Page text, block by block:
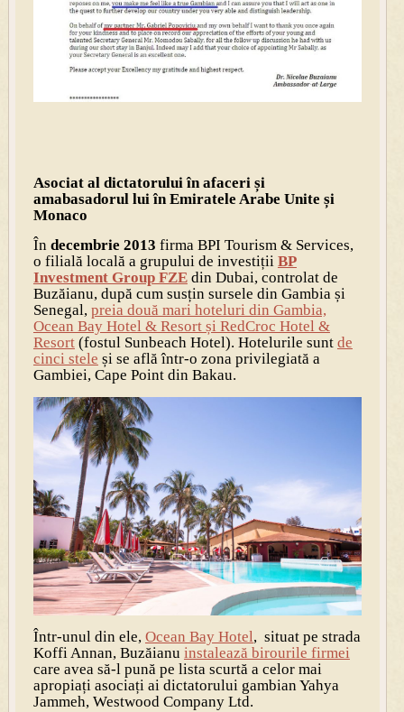
Asociat al dictatorului în afaceri și
amabasadorul lui în Emiratele Arabe Unite și
Monaco
În decembrie 2013 firma BPI Tourism & Services,
o filială locală a grupului de investiții BP
Investment Group FZEdin Dubai, controlat de
Buzăianu, după cum susțin sursele din Gambia și
Senegal, preia două mari hoteluri din Gambia,
Ocean Bay Hotel & Resort și RedCroc Hotel &
Resort(fostul Sunbeach Hotel). Hotelurile sunt de
cinci stele și se află într-o zona privilegiată a
Gambiei, Cape Point din Bakau.
Într-unul din ele, Ocean Bay Hotel, situat pe strada
Koffi Annan, Buzăianu instalează birourile firmei
care avea să-l pună pe lista scurtă a celor mai
apropiați asociați ai dictatorului gambian Yahya
Jammeh, Westwood Company Ltd.